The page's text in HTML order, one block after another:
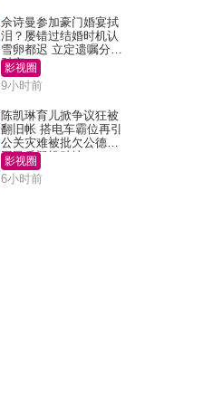
佘诗曼参加豪门婚宴拭
泪？屡错过结婚时机认
雪卵都迟 立定遗嘱分派
财产
影视圈
9小时前
陈凯琳育儿掀争议狂被
翻旧帐 搭电车霸位再引
公关灾难被批欠公德心
网民质疑扮贴地？
影视圈
6小时前